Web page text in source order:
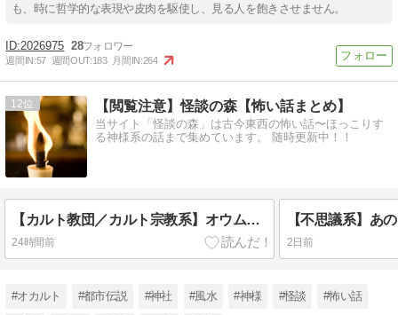
も、時に哲学的な表現や皮肉を駆使し、見る人を飽きさせません。
2026975 28
週間IN:57 週間OUT:183 月間IN:264
12 【閲覧注意】怪談の森【怖い話まとめ】
当サイト「怪談の森」は古今東西の怖い話〜ほっこりす
る神様系の話まで集めています。 随時更新中！！
【カルト教団／カルト宗教系】オウム真理教デジタルアーカイブ
24時間前 2日前
#オカルト #都市伝説 #神社 #風水 #神様 #怪談 #怖い話